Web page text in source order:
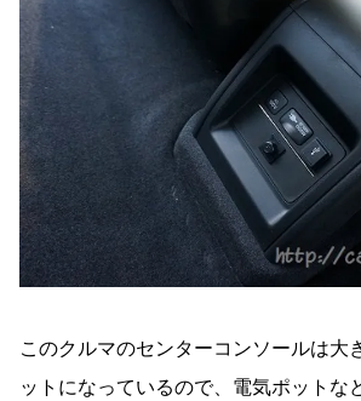
このクルマのセンターコンソールは大
ットになっているので、電気ポットな